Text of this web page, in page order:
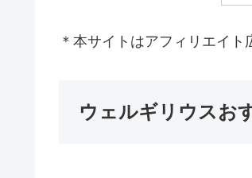
＊本サイトはアフィリエイ
ウェルギリウスお